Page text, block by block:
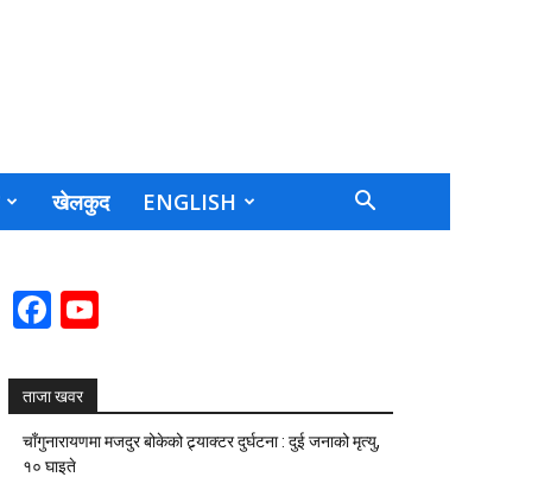
खेलकुद ENGLISH
Facebook
ताजा खवर
चाँगुनारायणमा मजदुर बोकेको ट्र्याक्टर दुर्घटना : दुई जनाको मृत्यु,
१० घाइते